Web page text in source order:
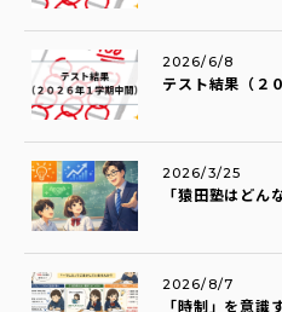
テスト結果（２
2026/6/8
「猿田塾はどん
2026/3/25
「時制」を意識
2026/8/7